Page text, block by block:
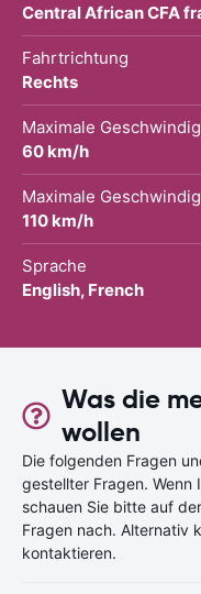
Central African CFA
Fahrtrichtung
Rechts
Maximale
60 km/h
Maximale
110 km/h
Sprache
English, French
Was die
wollen
Die folgenden Fragen
gestellter Fragen.
schauen Sie bitte auf
Fragen nach. Alternativ
kontaktieren.